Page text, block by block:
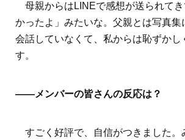
母親からはLINEで感想が送られてき
かったよ」みたいな。父親とは写真集
会話していなくて、私からは恥ずかし
す。
――メンバーの皆さんの反応は？
すごく好評で、自信がつきました。